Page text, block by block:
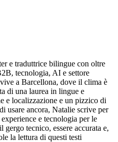
e traduttrice bilingue con oltre
tecnologia, AI e settore
a Barcellona, dove il clima è
di una laurea in lingue e
e localizzazione e un pizzico di
usare ancora, Natalie scrive per
e tecnologia per le
tecnico, essere accurata e,
la lettura di questi testi